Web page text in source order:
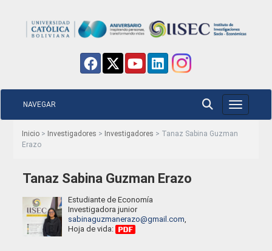
Toggle
NAVEGAR
Inicio > Investigadores > Investigadores > Tanaz Sabina Guzman
Erazo
Tanaz Sabina Guzman Erazo
Estudiante de Economía
Investigadora junior
sabinaguzmanerazo@gmail.com
Hoja de vida: